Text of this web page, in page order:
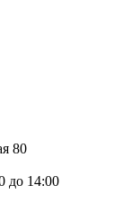
80
до 14:00